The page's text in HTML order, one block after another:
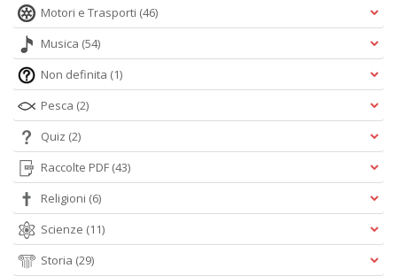
Motori e Trasporti (46)
Musica (54)
Non definita (1)
Pesca (2)
Quiz (2)
Raccolte PDF (43)
Religioni (6)
Scienze (11)
Storia (29)